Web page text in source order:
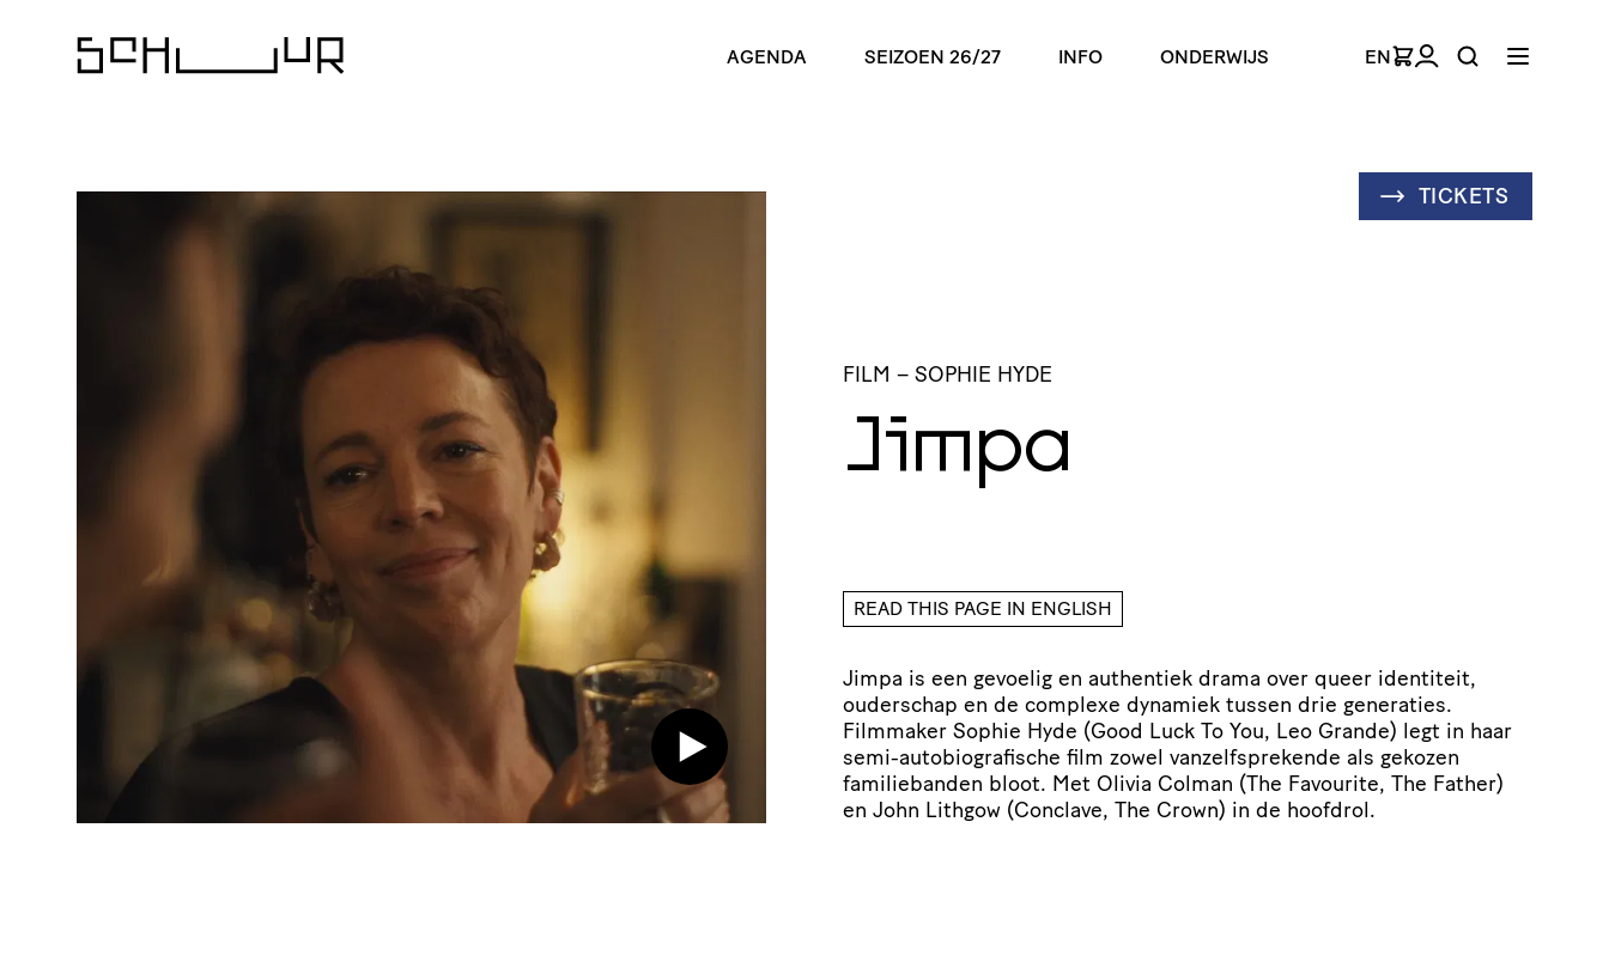
AGENDA SEIZOEN 26/27 INFO ONDERWIJS EN
TICKETS
FILM – SOPHIE HYDE
Jimpa
READ THIS PAGE IN ENGLISH
Jimpa is een gevoelig en authentiek drama over queer identiteit,
ouderschap en de complexe dynamiek tussen drie generaties.
Filmmaker Sophie Hyde (Good Luck To You, Leo Grande) legt in haar
semi-autobiografische film zowel vanzelfsprekende als gekozen
familiebanden bloot. Met Olivia Colman (The Favourite, The Father)
en John Lithgow (Conclave, The Crown) in de hoofdrol.